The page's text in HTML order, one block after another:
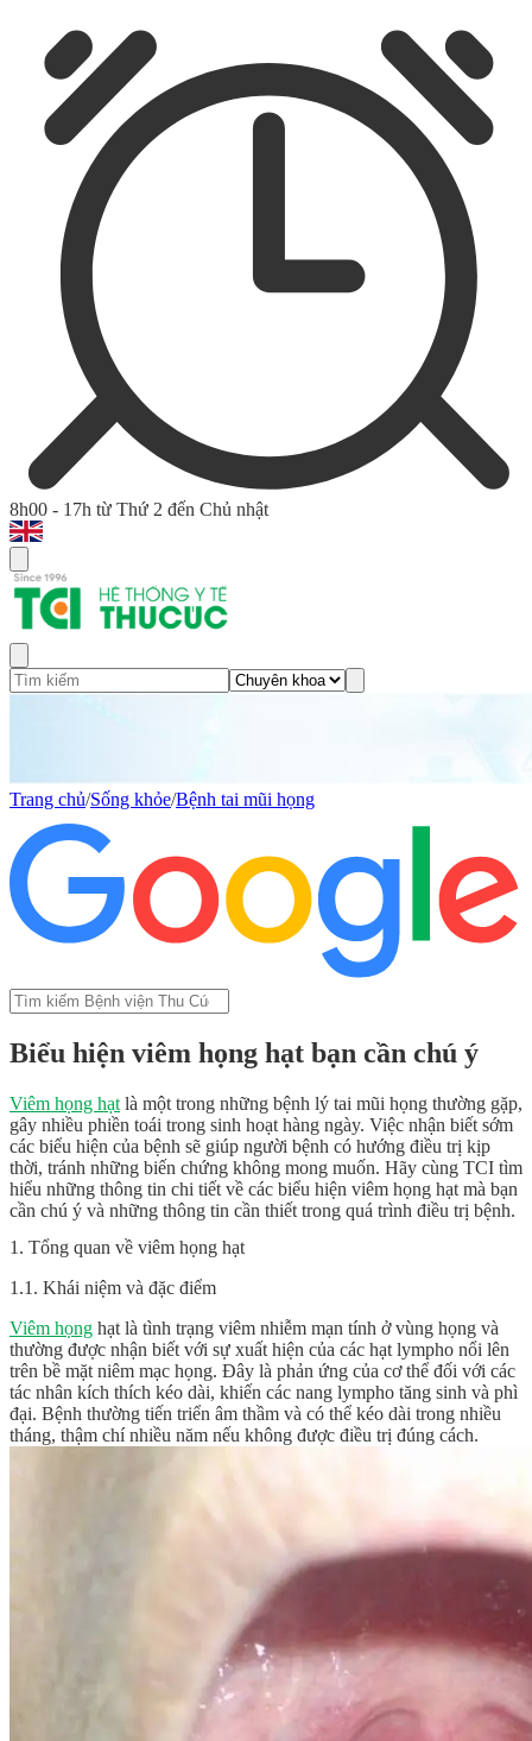
8h00 - 17h từ Thứ 2 đến Chủ nhật
Trang chủ/Sống khỏe/Bệnh tai mũi họng
Biểu hiện viêm họng hạt bạn cần chú ý
Viêm họng hạt là một trong những bệnh lý tai mũi họng thường gặp,
gây nhiều phiền toái trong sinh hoạt hàng ngày. Việc nhận biết sớm
các biểu hiện của bệnh sẽ giúp người bệnh có hướng điều trị kịp
thời, tránh những biến chứng không mong muốn. Hãy cùng TCI tìm
hiểu những thông tin chi tiết về các biểu hiện viêm họng hạt mà bạn
cần chú ý và những thông tin cần thiết trong quá trình điều trị bệnh.
1. Tổng quan về viêm họng hạt
1.1. Khái niệm và đặc điểm
Viêm họng hạt là tình trạng viêm nhiễm mạn tính ở vùng họng và
thường được nhận biết với sự xuất hiện của các hạt lympho nổi lên
trên bề mặt niêm mạc họng. Đây là phản ứng của cơ thể đối với các
tác nhân kích thích kéo dài, khiến các nang lympho tăng sinh và phì
đại. Bệnh thường tiến triển âm thầm và có thể kéo dài trong nhiều
tháng, thậm chí nhiều năm nếu không được điều trị đúng cách.